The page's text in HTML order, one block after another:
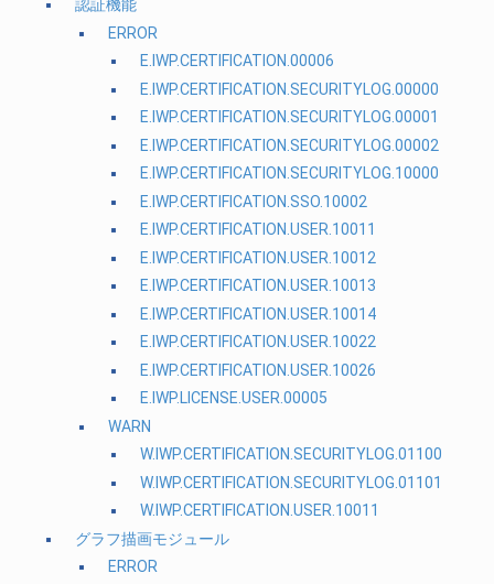
認証機能
ERROR
E.IWP.CERTIFICATION.00006
E.IWP.CERTIFICATION.SECURITYLOG.00000
E.IWP.CERTIFICATION.SECURITYLOG.00001
E.IWP.CERTIFICATION.SECURITYLOG.00002
E.IWP.CERTIFICATION.SECURITYLOG.10000
E.IWP.CERTIFICATION.SSO.10002
E.IWP.CERTIFICATION.USER.10011
E.IWP.CERTIFICATION.USER.10012
E.IWP.CERTIFICATION.USER.10013
E.IWP.CERTIFICATION.USER.10014
E.IWP.CERTIFICATION.USER.10022
E.IWP.CERTIFICATION.USER.10026
E.IWP.LICENSE.USER.00005
WARN
W.IWP.CERTIFICATION.SECURITYLOG.01100
W.IWP.CERTIFICATION.SECURITYLOG.01101
W.IWP.CERTIFICATION.USER.10011
グラフ描画モジュール
ERROR